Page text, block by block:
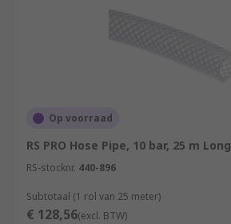
Op voorraad
RS PRO Hose Pipe, 10 bar, 25 m Long
RS-stocknr. 440-896
Subtotaal (1 rol van 25 meter)
€ 128,56(excl. BTW)